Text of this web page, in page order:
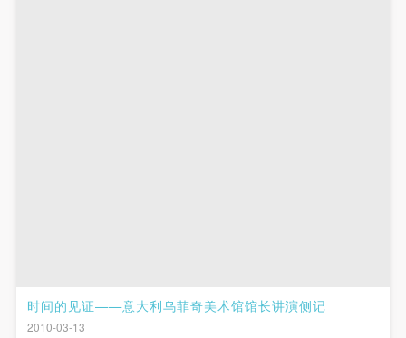
时间的见证——意大利乌菲奇美术馆馆长讲演侧记
2010-03-13